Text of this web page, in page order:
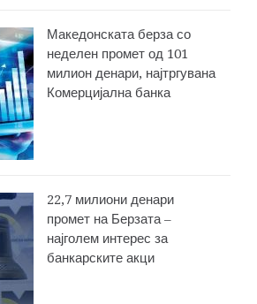
Македонската берза со
неделен промет од 101
милион денари, најтргувана
Комерцијална банка
22,7 милиони денари
промет на Берзата –
најголем интерес за
банкарските акци